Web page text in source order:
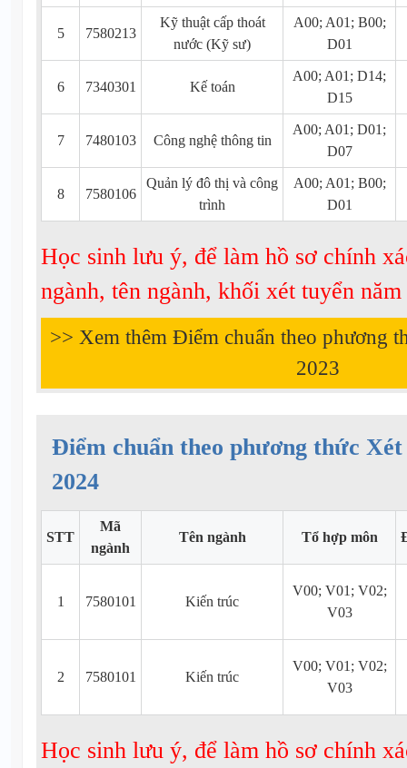
5 7580213
Kỹ thuật cấp thoát
nước (Kỹ sư)
A00; A01; B00;
D01
6 7340301 Kế toán
A00; A01; D14;
D15
7 7480103 Công nghệ thông tin
A00; A01; D01;
D07
8 7580106
Quản lý đô thị và công
trình
A00; A01; B00;
D01
Học sinh lưu ý, để làm hồ sơ chính
ngành, tên ngành, khối xét tuyển
>> Xem thêm Điểm chuẩn theo phương
2023
Điểm chuẩn theo phương thức
2024
STT
Mã
ngành
Tên ngành Tổ hợp môn
1 7580101 Kiến trúc
V00; V01; V02;
V03
2 7580101 Kiến trúc
V00; V01; V02;
V03
Học sinh lưu ý, để làm hồ sơ chính